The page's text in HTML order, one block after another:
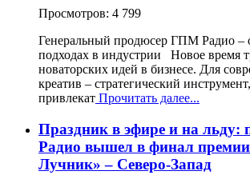
Просмотров: 4 799
Генеральный продюсер ГПМ Радио –
подходах в индустрии Новое время
новаторских идей в бизнесе. Для
креатив – стратегический
привлекат Прочитать далее...
Праздник в эфире и на
Радио вышел в финал
Лучник» – Северо-Запад